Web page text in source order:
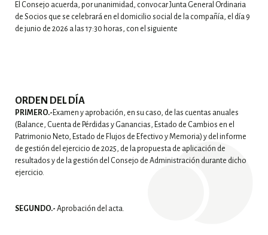
El Consejo acuerda, por unanimidad, convocar Junta General Ordinaria
de Socios que se celebrará en el domicilio social de la compañía, el día 9
de junio de 2026 a las 17:30 horas, con el siguiente
ORDEN DEL DÍA
PRIMERO.- Examen y aprobación, en su caso, de las cuentas anuales
(Balance, Cuenta de Pérdidas y Ganancias, Estado de Cambios en el
Patrimonio Neto, Estado de Flujos de Efectivo y Memoria) y del informe
de gestión del ejercicio de 2025, de la propuesta de aplicación de
resultados y de la gestión del Consejo de Administración durante dicho
ejercicio.
SEGUNDO.- Aprobación del acta.